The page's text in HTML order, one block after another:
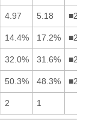
4.97 5.18
14.4% 17.2%
32.0% 31.6%
50.3% 48.3%
2 1